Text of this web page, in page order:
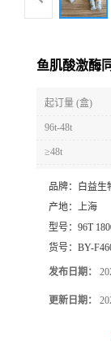
鱼肌酸激酶
起订量 (盒)
96t-48t
≥48t
品牌：
白益生
产地： 上海
型号： 96T
货号： BY-
发布日期：
更新日期：